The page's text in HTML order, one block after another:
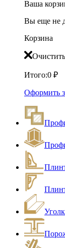
Ваша
Вы еще не
Корзина
Итого:0 ₽
Оформить